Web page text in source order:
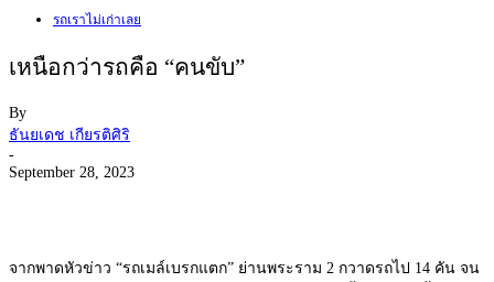
รถเราไม่เก่าเลย
เหนือกว่ารถคือ “คนขับ”
By
ธันยเดช เกียรติศิริ
-
September 28, 2023
จากพาดหัวข่าว “รถเมล์เบรกแตก” ย่านพระราม 2 กวาดรถไป 14 คัน จน